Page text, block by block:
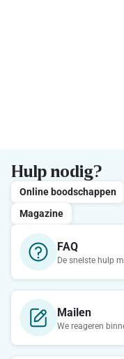
Hulp nodig?
Online boodschappen
Magazine
FAQ
De snelste hulp
Mailen
We reageren